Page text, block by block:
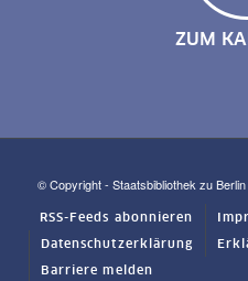
ZUM
© Copyright - Staatsbibliothek zu
RSS-Feeds abonnieren
Datenschutzerklärung
Barriere melden